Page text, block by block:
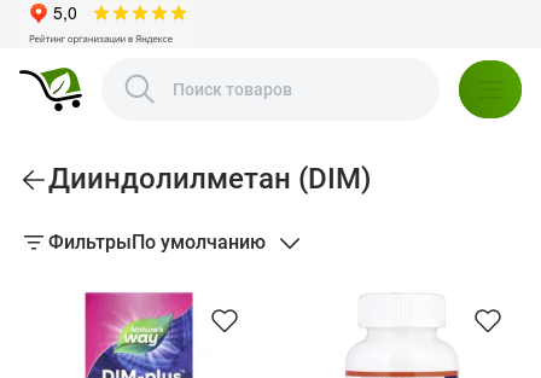
Дииндолилметан (DIM)
ФильтрыПо умолчанию